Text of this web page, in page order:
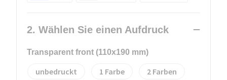
2. Wählen Sie einen Aufdruck
Transparent front (110x190 mm)
unbedruckt 1 2